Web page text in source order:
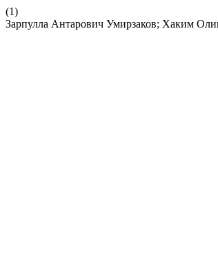
(1)
Зарпулла Антарович Умирзаков; Хаким